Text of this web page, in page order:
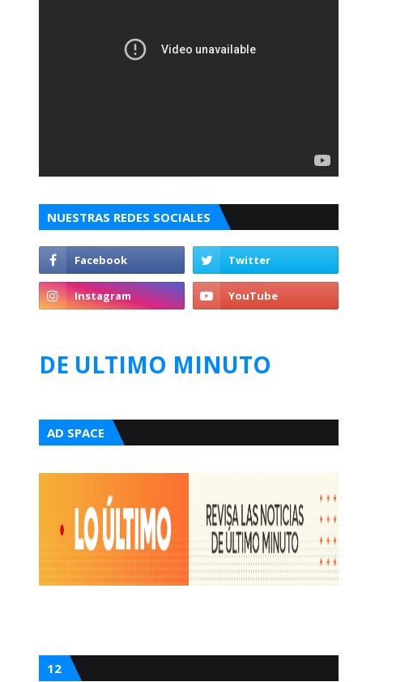
NUESTRAS REDES SOCIALES
DE ULTIMO MINUTO
AD SPACE
12